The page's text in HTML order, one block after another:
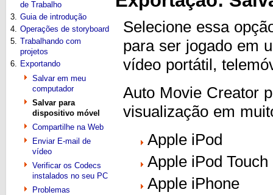
de Trabalho
3. Guia de introdução
4. Operações de storyboard
5. Trabalhando com
projetos
6. Exportando
Salvar em meu
computador
Salvar para
dispositivo móvel
Compartilhe na Web
Enviar E-mail de
vídeo
Verificar os Codecs
instalados no seu PC
Problemas
Selecione essa
para ser jogado em
vídeo portátil,
Auto Movie Creator
visualização em
Apple iPod
Apple iPod Touch
Apple iPhone